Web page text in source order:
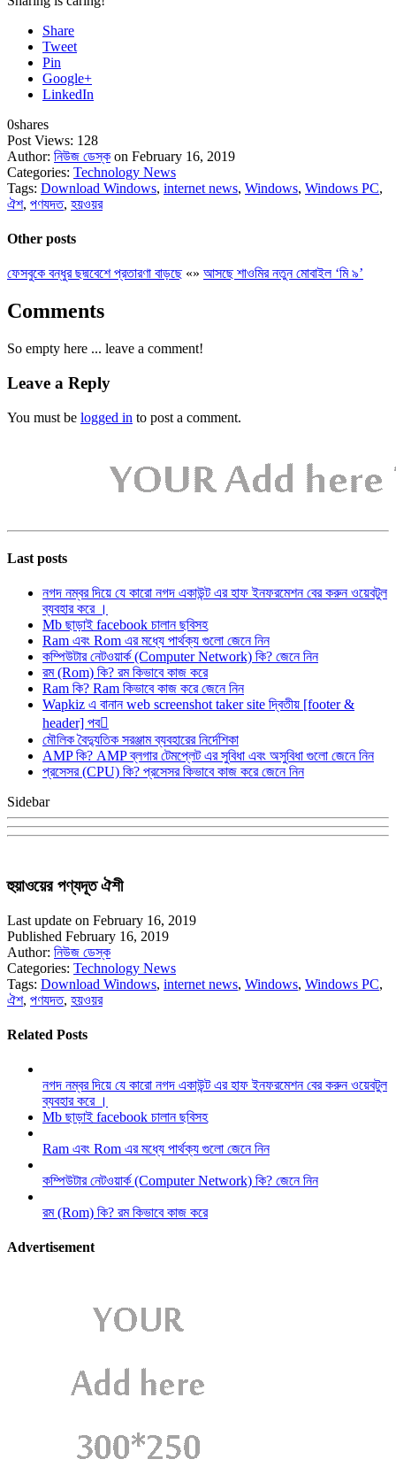
Share
Tweet
Pin
Google+
LinkedIn
0shares
Post Views: 128
Author: নিউজ ডেস্ক on February 16, 2019
Categories: Technology News
Tags: Download Windows, internet news, Windows, Windows PC,
ঐশ, পণযদত, হয়ওয়র
Other posts
ফেসবুকে বন্ধুর ছদ্মবেশে প্রতারণা বাড়ছে«» আসছে শাওমির নতুন মোবাইল ‘মি ৯’
Comments
So empty here ... leave a comment!
Leave a Reply
You must be logged in to post a comment.
Last posts
নগদ নম্বর দিয়ে যে কারো নগদ একাউন্ট এর হাফ ইনফরমেশন বের করুন ওয়েবটুল
ব্যবহার করে ।
Mb ছাড়াই facebook চালান ছবিসহ
Ram এবং Rom এর মধ্যে পার্থক্য গুলো জেনে নিন
কম্পিউটার নেটওয়ার্ক (Computer Network) কি? জেনে নিন
রম (Rom) কি? রম কিভাবে কাজ করে
Ram কি? Ram কিভাবে কাজ করে জেনে নিন
Wapkiz এ বানান web screenshot taker site দ্বিতীয় [footer &
header] পব
মৌলিক বৈদ্যুতিক সরঞ্জাম ব্যবহারের নির্দেশিকা
AMP কি? AMP ব্লগার টেমপ্লেট এর সুবিধা এবং অসুবিধা গুলো জেনে নিন
প্রসেসর (CPU) কি? প্রসেসর কিভাবে কাজ করে জেনে নিন
Sidebar
হুয়াওয়ের পণ্যদূত ঐশী
Last update on February 16, 2019
Published February 16, 2019
Author: নিউজ ডেস্ক
Categories: Technology News
Tags: Download Windows, internet news, Windows, Windows PC,
ঐশ, পণযদত, হয়ওয়র
Related Posts
নগদ নম্বর দিয়ে যে কারো নগদ একাউন্ট এর হাফ ইনফরমেশন বের করুন ওয়েবটুল
ব্যবহার করে ।
Mb ছাড়াই facebook চালান ছবিসহ
Ram এবং Rom এর মধ্যে পার্থক্য গুলো জেনে নিন
কম্পিউটার নেটওয়ার্ক (Computer Network) কি? জেনে নিন
রম (Rom) কি? রম কিভাবে কাজ করে
Advertisement